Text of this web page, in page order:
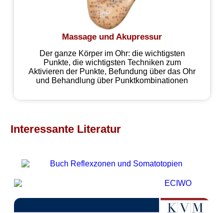
Massage und Akupressur
Der ganze Körper im Ohr: die wichtigsten
Punkte, die wichtigsten Techniken zum
Aktivieren der Punkte, Befundung über das Ohr
und Behandlung über Punktkombinationen
Interessante Literatur